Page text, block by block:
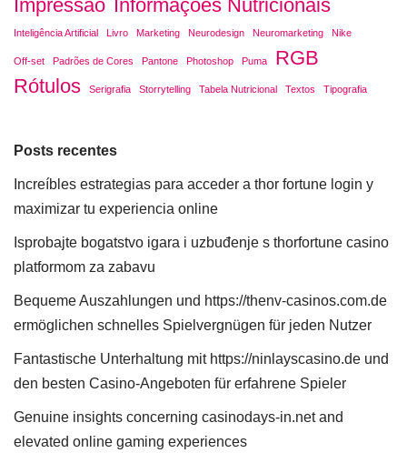
Impressão Informações Nutricionais
Inteligência Artificial Livro Marketing Neurodesign Neuromarketing Nike
Off-set Padrões de Cores Pantone Photoshop Puma
RGB
Rótulos
Serigrafia Storrytelling Tabela Nutricional Textos Tipografia
Posts recentes
Increíbles estrategias para acceder a thor fortune login y
maximizar tu experiencia online
Isprobajte bogatstvo igara i uzbuđenje s thorfortune casino
platformom za zabavu
Bequeme Auszahlungen und https://thenv-casinos.com.de
ermöglichen schnelles Spielvergnügen für jeden Nutzer
Fantastische Unterhaltung mit https://ninlayscasino.de und
den besten Casino-Angeboten für erfahrene Spieler
Genuine insights concerning casinodays-in.net and
elevated online gaming experiences